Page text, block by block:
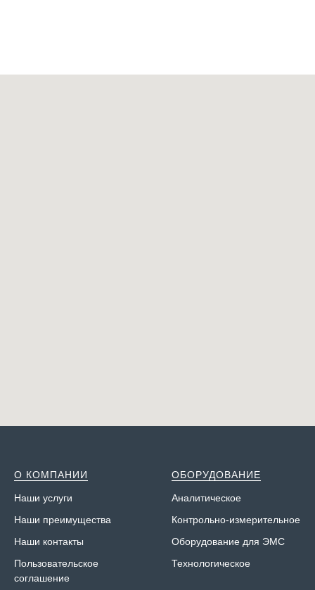
О КОМПАНИИ
Наши услуги
Наши преимущества
Наши контакты
Пользовательское
соглашение
ОБОРУДОВАНИЕ
Аналитическое
Контрольно-измерительное
Оборудование для ЭМС
Технологическое